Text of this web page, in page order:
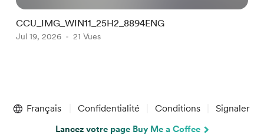
CCU_IMG_WIN11_25H2_8894ENG
Jul 19, 2026 21 Vues
of
Français Confidentialité Conditions Signaler
Lancez votre page Buy Me a Coffee